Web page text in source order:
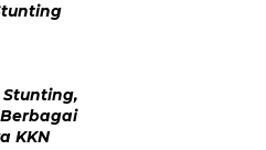
Stunting,
KKN